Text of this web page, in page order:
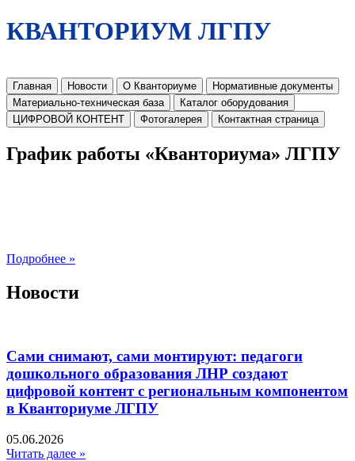
КВАНТОРИУМ ЛГПУ
Главная Новости О Кванториуме
Нормативные документы
Материально-техническая база
Каталог оборудования
ЦИФРОВОЙ КОНТЕНТ
Фотогалерея Контактная страница
График работы «Кванториума» ЛГПУ
Подробнее »
Новости
Сами снимают, сами монтируют: педагоги
дошкольного образования ЛНР создают
цифровой контент с региональным компонентом
в Кванториуме ЛГПУ​
05.06.2026
Читать далее »